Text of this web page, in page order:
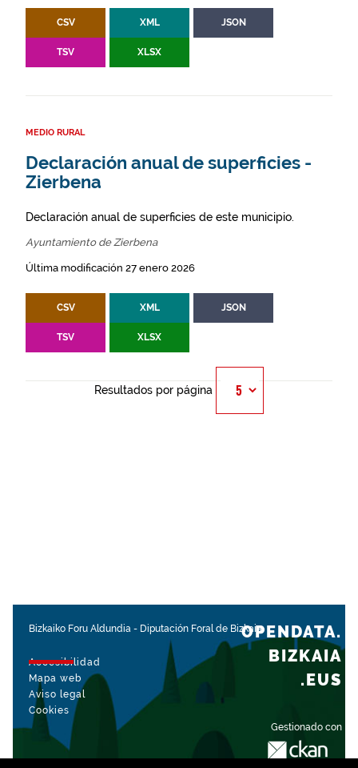
CSV XML JSON
TSV XLSX
MEDIO RURAL
Declaración anual de superficies -
Zierbena
Declaración anual de superficies de este municipio.
Ayuntamiento de Zierbena
Última modificación 27 enero 2026
CSV XML JSON
TSV XLSX
Resultados por página
Bizkaiko Foru Aldundia - Diputación Foral de Bizkaia
Accesibilidad
Mapa web
Aviso legal
Cookies
Gestionado con
OPENDATA.
BIZKAIA
.EUS